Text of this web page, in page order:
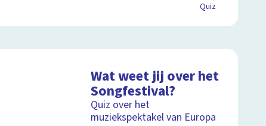
Quiz
Wat weet jij over het
Songfestival?
Quiz over het
muziekspektakel van Europa